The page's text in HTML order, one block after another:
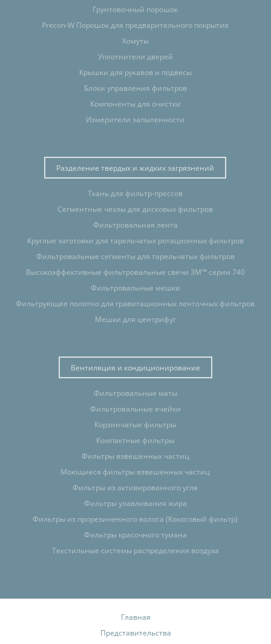
Грунтовочный порошок
Precon-W Порошок для предварительного покрытия
Хомуты
Уплотнители дверей
Крышки для рукавов и подвесы
Блоки управления фильтров
Компоненты для очистки
Измерители запыленности
Разделение твердых и жидких загрязнений
Ткань для фильтр-прессов
Сегментные чехлы для дисковых фильтров
Фильтровальная лента
Круглые заготовки для тарельчатых ротационных фильтров
Фильтровальные сегменты для тарельчатых фильтров
Высокоэффективные фильтровальные свечи 3M™ серии 740
Фильтровальные мешки
Фильтрующее полотно для гравитационных ленточных фильтров
Мешки для центрифуг
Вентиляция и кондиционирование
Фильтровальные маты
Фильтровальные ячейки
Корзинчатые фильтры
Компактные фильтры
Фильтры взвешенных частиц
Моющиеся фильтры взвешенных частиц
Фильтры из активированного угля
Фильтры улавливания жира
Фильтры из прорезиненного волоса (Кокосовый фильтр)
Фильтры красочного тумана
Текстильные системы распределения воздуха
Главная
Представительства